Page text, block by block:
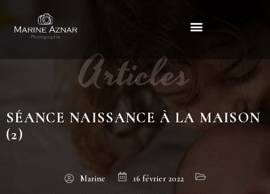
Séance naissance à la maison (2)
SÉANCE NAISSANCE À LA MAISON
(2)
Articles
Marine 16 février 2022